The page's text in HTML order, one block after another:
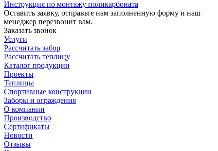
Инструкция по монтажу поликарбоната
Оставить заявку, отправьте нам заполненную форму и наш
менеджер перезвонит вам.
Заказать звонок
Услуги
Рассчитать забор
Рассчитать теплицу
Каталог продукции
Проекты
Теплицы
Спортивные конструкции
Заборы и ограждения
О компании
Производство
Сертификаты
Новости
Отзывы